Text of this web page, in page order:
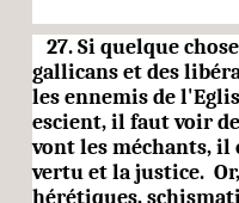
27. Si quelque
gallicans et des
les ennemis de
escient, il faut voir
vont les méchants, il
vertu et la justice.